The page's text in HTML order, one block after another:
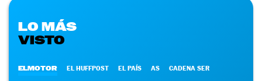
LO MÁS
VISTO
ELMOTOR EL HUFFPOST EL PAÍS AS CADENA SER